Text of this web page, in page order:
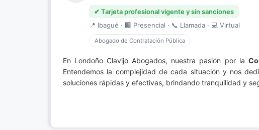
✔ Tarjeta profesional vigente y sin sanciones
📍 Ibagué · 🏢 Presencial · 📞 Llamada · 💻 Virtual
Abogado de Contratación Pública
En Londoño Clavijo Abogados, nuestra pasión por la
Entendemos la complejidad de cada situación y nos
soluciones rápidas y efectivas, brindando tranquilidad y